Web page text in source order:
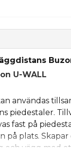
U-WALL
användas
piedestaler.
fast på
på plats.
och vägg med